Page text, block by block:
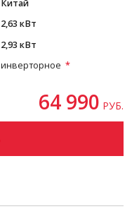
Китай
2,63 кВт
2,93 кВт
инверторное
64 990 РУБ.